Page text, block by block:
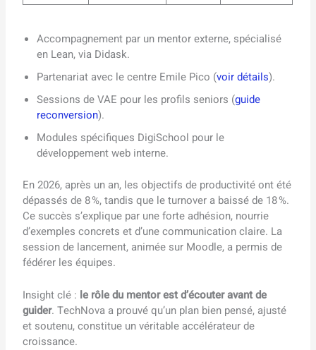
Accompagnement par un mentor externe, spécialisé
en Lean, via Didask.
Partenariat avec le centre Emile Pico (voir détails).
Sessions de VAE pour les profils seniors (guide
reconversion).
Modules spécifiques DigiSchool pour le
développement web interne.
En 2026, après un an, les objectifs de productivité ont été
dépassés de 8 %, tandis que le turnover a baissé de 18 %.
Ce succès s’explique par une forte adhésion, nourrie
d’exemples concrets et d’une communication claire. La
session de lancement, animée sur Moodle, a permis de
fédérer les équipes.
Insight clé : le rôle du mentor est d’écouter avant de
guider. TechNova a prouvé qu’un plan bien pensé, ajusté
et soutenu, constitue un véritable accélérateur de
croissance.